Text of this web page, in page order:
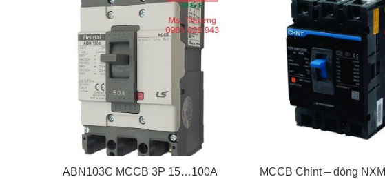
ABN103C MCCB 3P 15…100A
MCCB Chint – dòng NXM